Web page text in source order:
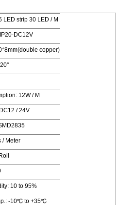
LED strip 30 LED / M
DC12V
copper)
12W / M
/ 24V
/ Meter
10 to 95%
-10℃ to +35℃